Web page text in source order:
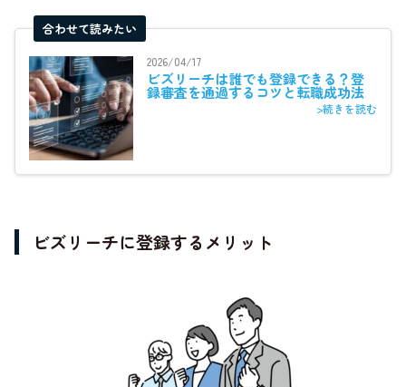
合わせて読みたい
2026/04/17
ビズリーチは誰でも登録できる？登
録審査を通過するコツと転職成功法
>続きを読む
ビズリーチに登録するメリット